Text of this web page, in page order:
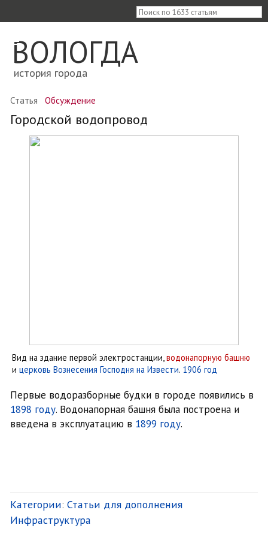
ВОЛОГДА
история города
≡
Статья Обсуждение
Городской водопровод
Вид на здание первой электростанции,водонапорную башню
ицерковь Вознесения Господня на Извести. 1906 год
Первые водоразборные будки в городе появились в
1898 году. Водонапорная башня была построена и
введена в эксплуатацию в 1899 году.
Категории:Статьи для дополнения
Инфраструктура